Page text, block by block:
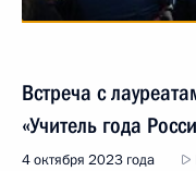
Встреча с
«Учитель года
4 октября 2023 года